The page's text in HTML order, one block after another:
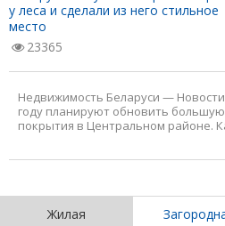
у леса и сделали из него стильное
место
23365
Недвижимость Беларуси —
году планируют обновить
покрытия в Центральном районе.
Жилая